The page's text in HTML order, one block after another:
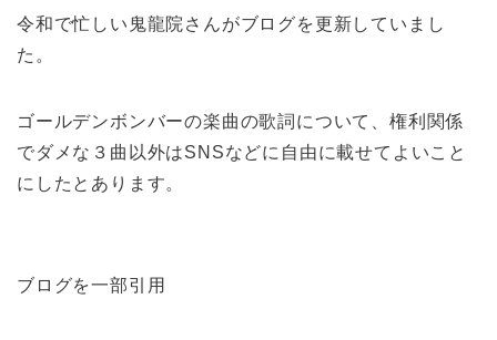
令和で忙しい鬼龍院さんがブログを更新していまし
た。
ゴールデンボンバーの楽曲の歌詞について、権利関係
でダメな３曲以外はSNSなどに自由に載せてよいこと
にしたとあります。
ブログを一部引用